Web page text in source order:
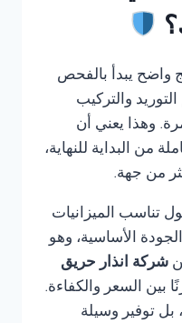
واضح يبدأ بالفحص
والتركيب
وهذا يعني أن
من البداية للنهاية،
من جهة.
تناسب الميزانيات
الأساسية، وهو
شركة انذار حريق
بين السعر والكفاءة.
توفير وسيلة